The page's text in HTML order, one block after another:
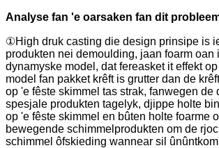
Analyse fan 'e oarsaken fan dit
①High druk casting die design prinsipe is
produkten nei demoulding, jaan foarm oan
dynamyske model, dat fereasket it effekt
model fan pakket krêft is grutter dan de
op 'e fêste skimmel tas strak, fanwegen de
spesjale produkten tagelyk, djippe holte
op 'e fêste skimmel en bûten holte foarme
bewegende schimmelprodukten om de
schimmel ôfskieding wannear sil